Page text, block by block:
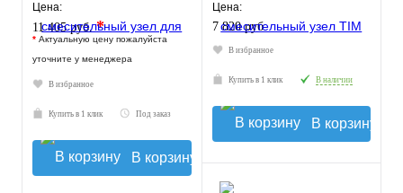
Цена:
11 405 руб.*
* Актуальную цену пожалуйста
уточните у менеджера
В избранное
Купить в 1 клик Под заказ
В корзину
Цена:
7 820 руб.
В избранное
Купить в 1 клик В наличии
В корзину